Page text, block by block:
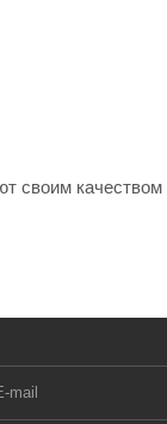
своим